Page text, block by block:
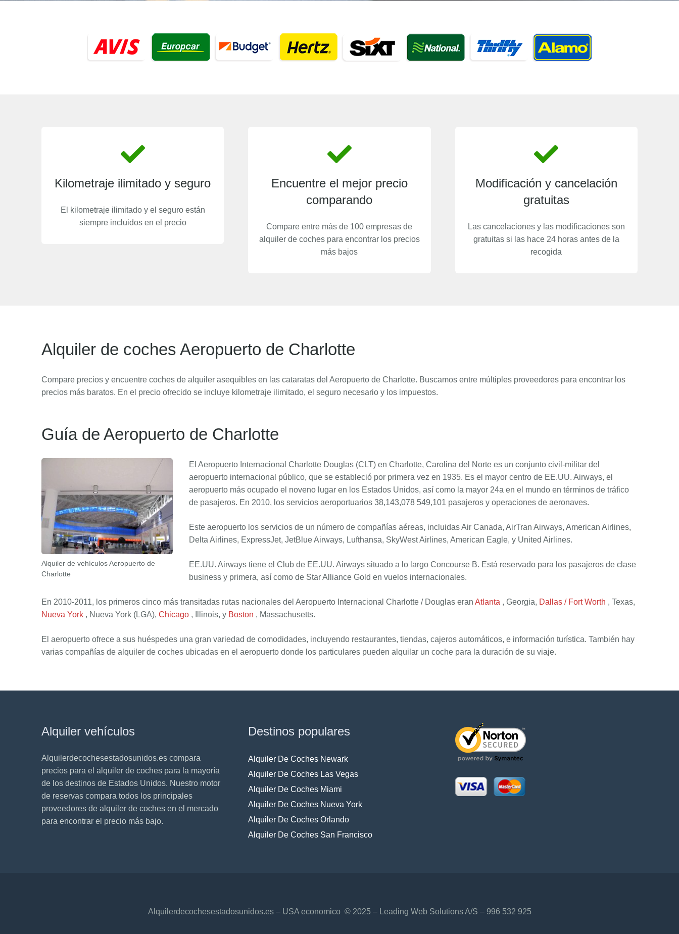
Kilometraje ilimitado y seguro
El kilometraje ilimitado y el seguro están
siempre incluidos en el precio
Encuentre el mejor precio
comparando
Compare entre más de 100 empresas de
alquiler de coches para encontrar los precios
más bajos
Modificación y cancelación
gratuitas
Las cancelaciones y las modificaciones son
gratuitas si las hace 24 horas antes de la
recogida
Alquiler de coches Aeropuerto de Charlotte
Compare precios y encuentre coches de alquiler asequibles en las cataratas del Aeropuerto de Charlotte. Buscamos entre múltiples proveedores para encontrar los
precios más baratos. En el precio ofrecido se incluye kilometraje ilimitado, el seguro necesario y los impuestos.
Guía de Aeropuerto de Charlotte
Alquiler de vehículos Aeropuerto de
Charlotte
El Aeropuerto Internacional Charlotte Douglas (CLT) en Charlotte, Carolina del Norte es un conjunto civil-militar del
aeropuerto internacional público, que se estableció por primera vez en 1935. Es el mayor centro de EE.UU. Airways, el
aeropuerto más ocupado el noveno lugar en los Estados Unidos, así como la mayor 24a en el mundo en términos de tráfico
de pasajeros. En 2010, los servicios aeroportuarios 38,143,078 549,101 pasajeros y operaciones de aeronaves.
Este aeropuerto los servicios de un número de compañías aéreas, incluidas Air Canada, AirTran Airways, American Airlines,
Delta Airlines, ExpressJet, JetBlue Airways, Lufthansa, SkyWest Airlines, American Eagle, y United Airlines.
EE.UU. Airways tiene el Club de EE.UU. Airways situado a lo largo Concourse B. Está reservado para los pasajeros de clase
business y primera, así como de Star Alliance Gold en vuelos internacionales.
En 2010-2011, los primeros cinco más transitadas rutas nacionales del Aeropuerto Internacional Charlotte / Douglas eran Atlanta , Georgia, Dallas / Fort Worth , Texas,
Nueva York , Nueva York (LGA), Chicago , Illinois, y Boston , Massachusetts.
El aeropuerto ofrece a sus huéspedes una gran variedad de comodidades, incluyendo restaurantes, tiendas, cajeros automáticos, e información turística. También hay
varias compañías de alquiler de coches ubicadas en el aeropuerto donde los particulares pueden alquilar un coche para la duración de su viaje.
Alquiler vehículos
Alquilerdecochesestadosunidos.es compara
precios para el alquiler de coches para la mayoría
de los destinos de Estados Unidos. Nuestro motor
de reservas compara todos los principales
proveedores de alquiler de coches en el mercado
para encontrar el precio más bajo.
Destinos populares
Alquiler De Coches Newark
Alquiler De Coches Las Vegas
Alquiler De Coches Miami
Alquiler De Coches Nueva York
Alquiler De Coches Orlando
Alquiler De Coches San Francisco
Alquilerdecochesestadosunidos.es – USA economico © 2025 – Leading Web Solutions A/S – 996 532 925